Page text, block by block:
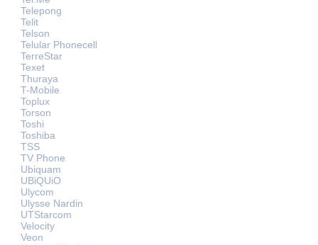
Telepong
Telit
Telson
Telular Phonecell
TerreStar
Texet
Thuraya
T-Mobile
Toplux
Torson
Toshi
Toshiba
TSS
TV Phone
Ubiquam
UBiQUiO
Ulycom
Ulysse Nardin
UTStarcom
Velocity
Veon